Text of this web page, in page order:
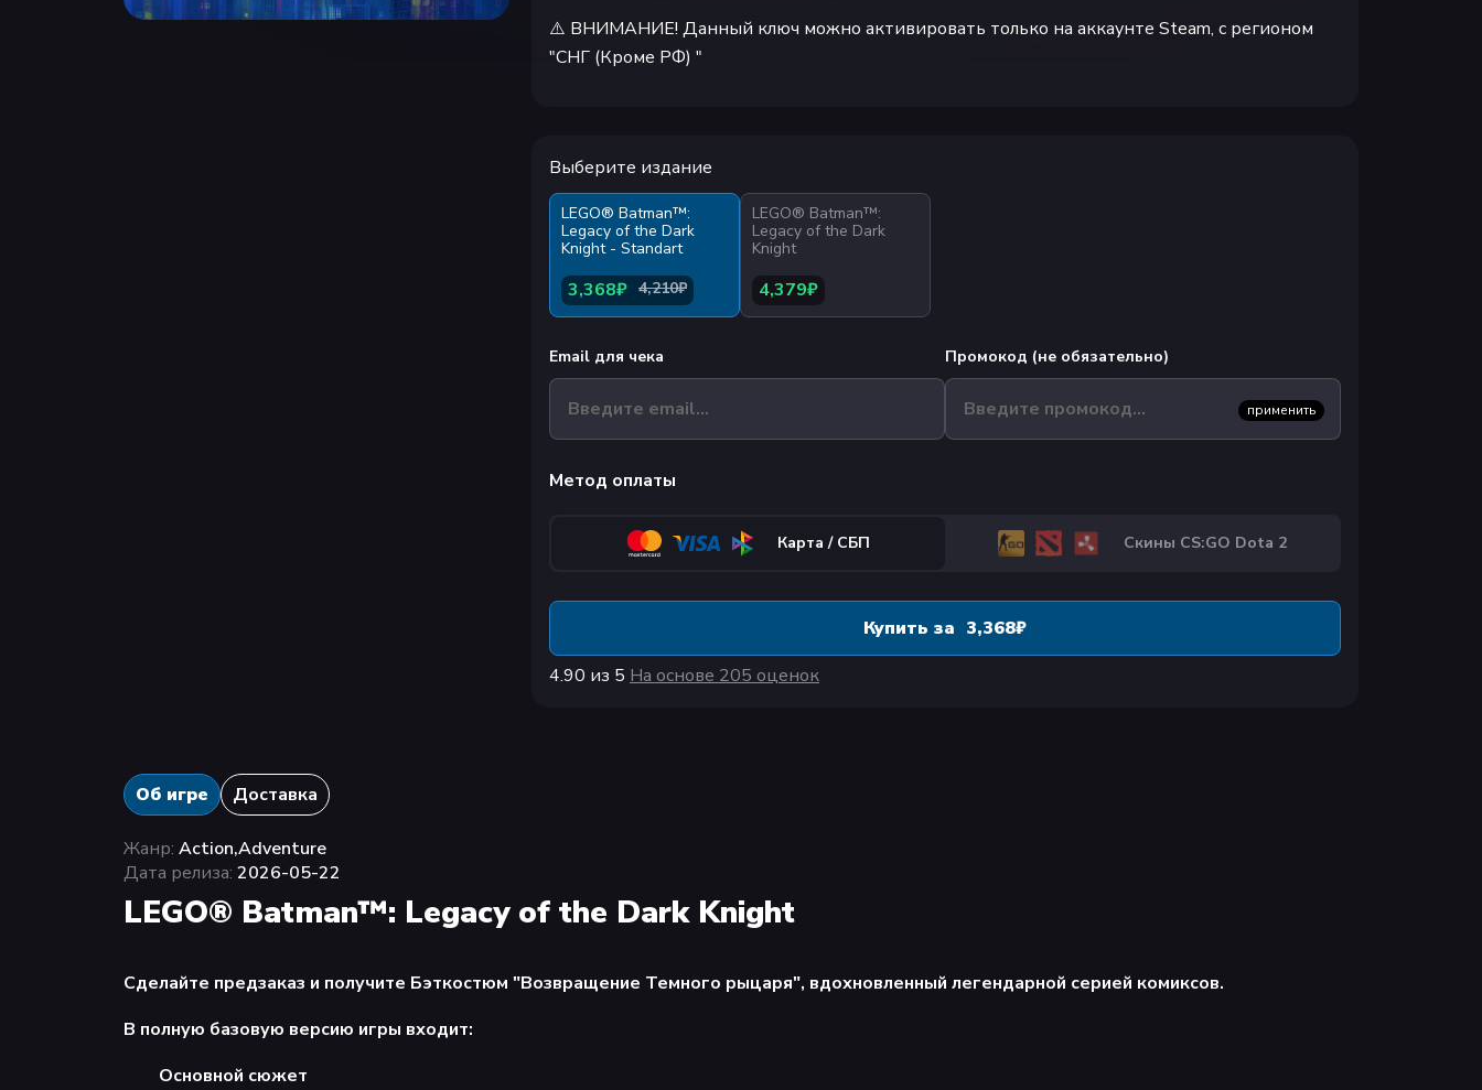
⚠️ ВНИМАНИЕ! Данный ключ можно активировать только на аккаунте Steam, с регионом
"СНГ (Кроме РФ) "
Выберите издание
LEGO® Batman™:
Legacy of the Dark
Knight - Standart
3,368₽ 4,210₽
LEGO® Batman™:
Legacy of the Dark
Knight
4,379₽
Email для чека Промокод (не обязательно)
применить
Метод оплаты
Карта / СБП Скины CS:GO Dota 2
Купить за 3,368₽
4.90 из 5 На основе 205 оценок
Об игре Доставка
Жанр: Action,Adventure
Дата релиза: 2026-05-22
LEGO® Batman™: Legacy of the Dark Knight
Сделайте предзаказ и получите Бэткостюм "Возвращение Темного рыцаря", вдохновленный легендарной серией комиксов.
В полную базовую версию игры входит:
Основной сюжет